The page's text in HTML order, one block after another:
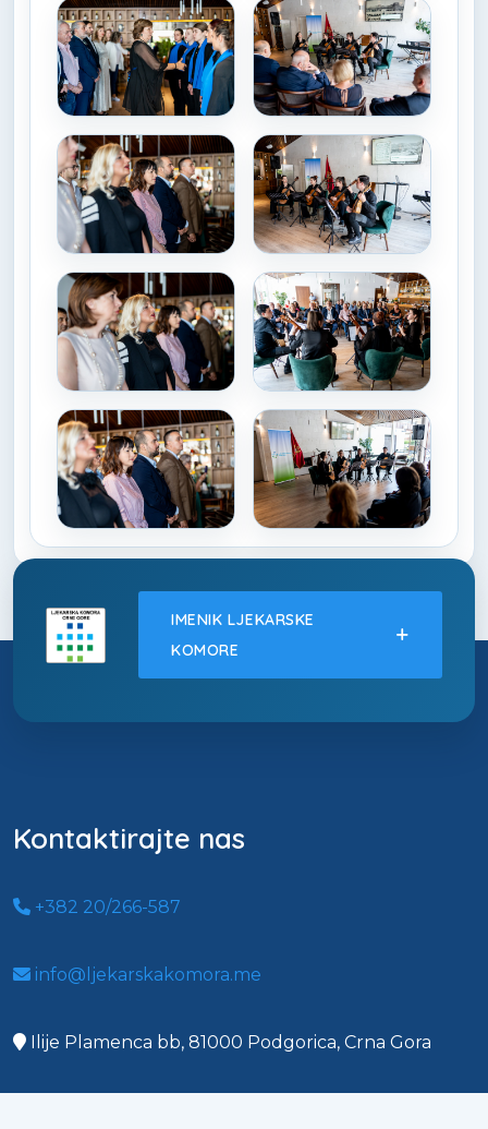
IMENIK LJEKARSKE
KOMORE
Kontaktirajte nas
+382 20/266-587
info@ljekarskakomora.me
Ilije Plamenca bb, 81000 Podgorica, Crna Gora